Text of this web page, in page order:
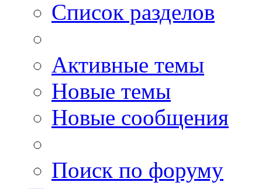
Список разделов
Активные темы
Новые темы
Новые сообщения
Поиск по форуму